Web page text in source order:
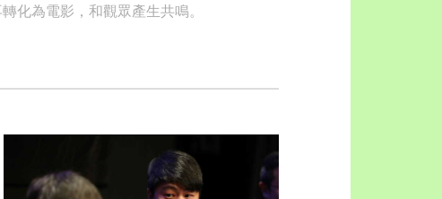
化為電影，和觀眾產生共鳴。